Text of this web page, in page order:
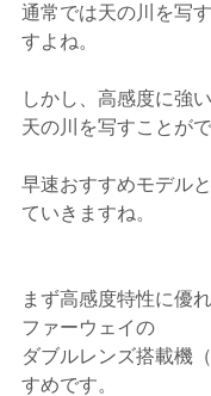
通常では天の川を写
すよね。
しかし、高感度に強
天の川を写すことが
早速おすすめモデル
ていきますね。
まず高感度特性に優
ファーウェイの
ダブルレンズ搭載機
すめです。